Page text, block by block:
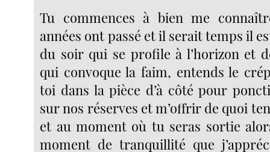
Tu commences à bien me
années ont passé et il serait temps il
du soir qui se profile à l’horizon et
qui convoque la faim, entends le
toi dans la pièce d’à côté pour
sur nos réserves et m’offrir de quoi
et au moment où tu seras sortie
moment de tranquillité que